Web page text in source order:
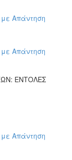
με Απάντηση
με Απάντηση
ΕΝΤΟΛΕΣ
με Απάντηση